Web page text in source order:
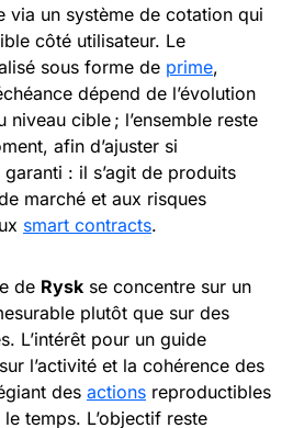
via un système de cotation qui
côté utilisateur. Le
sous forme de prime,
dépend de l’évolution
cible ; l’ensemble reste
afin d’ajuster si
garanti : il s’agit de produits
marché et aux risques
smart contracts.
de Rysk se concentre sur un
plutôt que sur des
L’intérêt pour un guide
l’activité et la cohérence des
des actions reproductibles
temps. L’objectif reste